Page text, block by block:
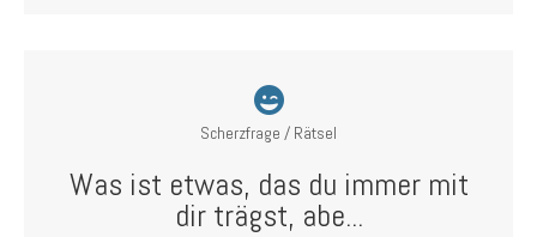
Scherzfrage / Rätsel
Was ist etwas, das du immer mit
dir trägst, abe...